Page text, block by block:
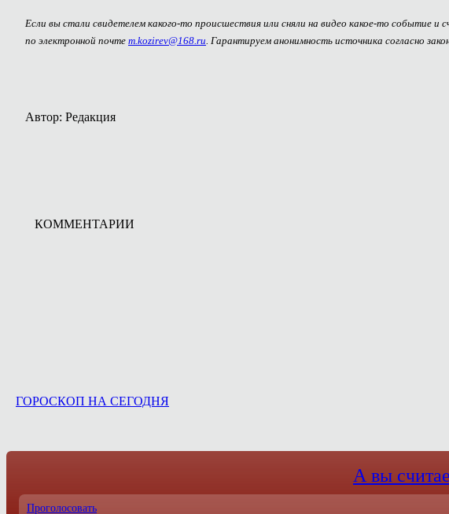
Если вы стали свидетелем какого-то происшествия или сняли на видео какое-то событие
по электронной почте m.kozirev@168.ru. Гарантируем анонимность источника согласно
Автор: Редакция
КОММЕНТАРИИ
ГОРОСКОП НА СЕГОДНЯ
А вы
Проголосовать